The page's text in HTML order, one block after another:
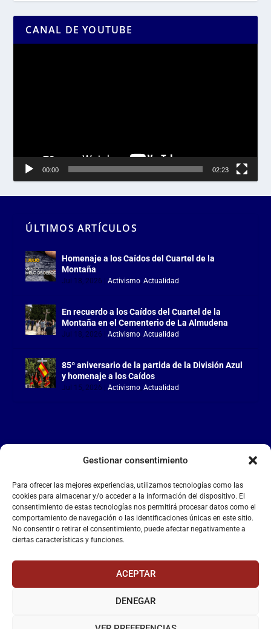
Gestionar consentimiento
Para ofrecer las mejores experiencias, utilizamos tecnologías como las
cookies para almacenar y/o acceder a la información del dispositivo. El
consentimiento de estas tecnologías nos permitirá procesar datos como el
comportamiento de navegación o las identificaciones únicas en este sitio.
No consentir o retirar el consentimiento, puede afectar negativamente a
ciertas características y funciones.
ACEPTAR
DENEGAR
CANAL DE YOUTUBE
00:00 02:23
ÚLTIMOS ARTÍCULOS
Homenaje a los Caídos del Cuartel de la
Montaña
Jul 18, 2026 |Activismo,Actualidad
En recuerdo a los Caídos del Cuartel de la
Montaña en el Cementerio de La Almudena
Jul 18, 2026 |Activismo,Actualidad
85º aniversario de la partida de la División Azul
y homenaje a los Caídos
Jul 15, 2026 |Activismo,Actualidad
LA FALANGE
Reproductor
de
vídeo